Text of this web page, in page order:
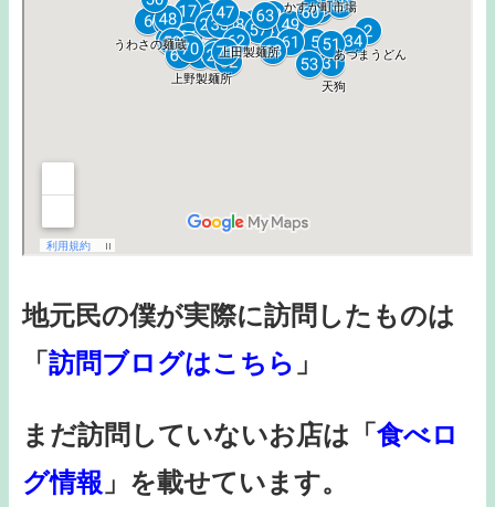
地元民の僕が実際に訪問したものは
「訪問ブログはこちら 」
まだ訪問していないお店は「 食べロ
グ情報 」を載せています。